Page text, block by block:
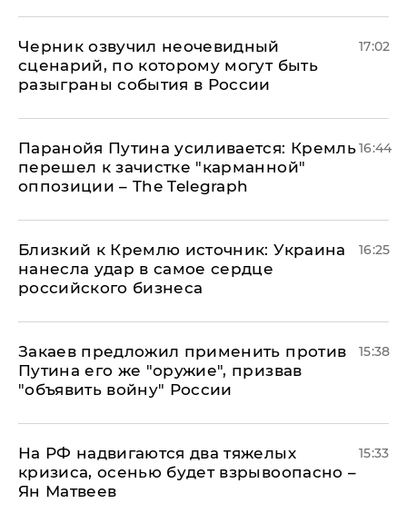
Черник озвучил неочевидный
сценарий, по которому могут быть
разыграны события в России
17:02
Паранойя Путина усиливается: Кремль
перешел к зачистке "карманной"
оппозиции – The Telegraph
16:44
Близкий к Кремлю источник: Украина
нанесла удар в самое сердце
российского бизнеса
16:25
Закаев предложил применить против
Путина его же "оружие", призвав
"объявить войну" России
15:38
На РФ надвигаются два тяжелых
кризиса, осенью будет взрывоопасно –
Ян Матвеев
15:33